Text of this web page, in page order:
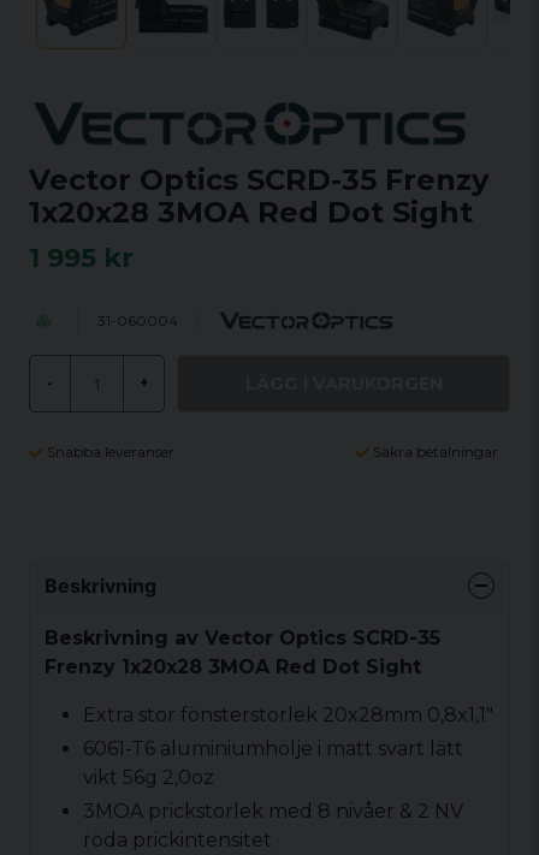
Vector Optics SCRD-35 Frenzy
1x20x28 3MOA Red Dot Sight
1 995 kr
31-060004
- +
Snabba leveranser Säkra betalningar
Beskrivning
Beskrivning av Vector Optics SCRD-35
Frenzy 1x20x28 3MOA Red Dot Sight
Extra stor fönsterstorlek 20x28mm 0,8x1,1"
6061-T6 aluminiumhölje i matt svart lätt
vikt 56g 2,0oz
3MOA prickstorlek med 8 nivåer & 2 NV
röda prickintensitet